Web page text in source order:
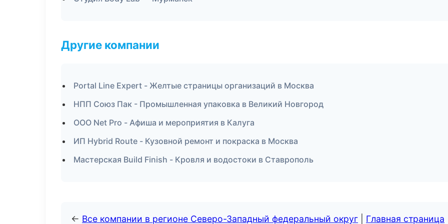
Другие компании
Portal Line Expert - Желтые страницы организаций в Москва
НПП Союз Пак - Промышленная упаковка в Великий Новгород
ООО Net Pro - Афиша и мероприятия в Калуга
ИП Hybrid Route - Кузовной ремонт и покраска в Москва
Мастерская Build Finish - Кровля и водостоки в Ставрополь
← Все компании в регионе Северо-Западный федеральный округ Главная страница